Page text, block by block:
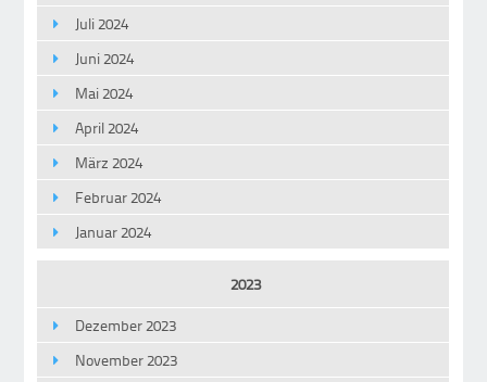
Juli 2024
Juni 2024
Mai 2024
April 2024
März 2024
Februar 2024
Januar 2024
2023
Dezember 2023
November 2023